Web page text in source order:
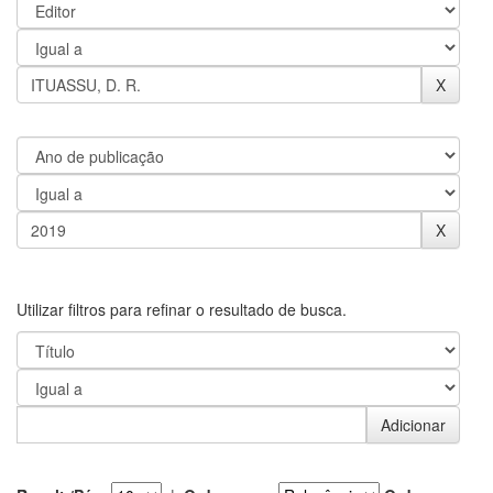
Utilizar filtros para refinar o resultado de busca.